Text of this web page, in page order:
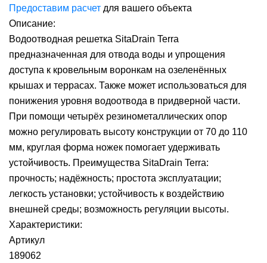
Предоставим расчет для вашего объекта
Описание:
Водоотводная решетка SitaDrain Terra
предназначенная для отвода воды и упрощения
доступа к кровельным воронкам на озеленённых
крышах и террасах. Также может использоваться для
понижения уровня водоотвода в придверной части.
При помощи четырёх резинометаллических опор
можно регулировать высоту конструкции от 70 до 110
мм, круглая форма ножек помогает удерживать
устойчивость. Преимущества SitaDrain Terra:
прочность; надёжность; простота эксплуатации;
легкость установки; устойчивость к воздействию
внешней среды; возможность регуляции высоты.
Характеристики:
Артикул
189062